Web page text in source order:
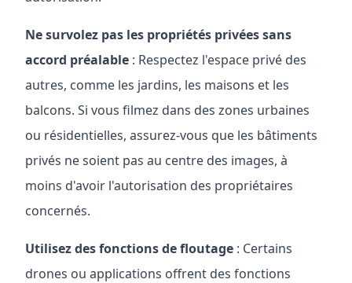
Ne survolez pas les propriétés privées sans
accord préalable : Respectez l'espace privé des
autres, comme les jardins, les maisons et les
balcons. Si vous filmez dans des zones urbaines
ou résidentielles, assurez-vous que les bâtiments
privés ne soient pas au centre des images, à
moins d'avoir l'autorisation des propriétaires
concernés.
Utilisez des fonctions de floutage : Certains
drones ou applications offrent des fonctions